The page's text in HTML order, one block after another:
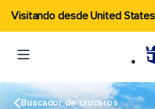
Visitando desde United
Buscador de cruceros